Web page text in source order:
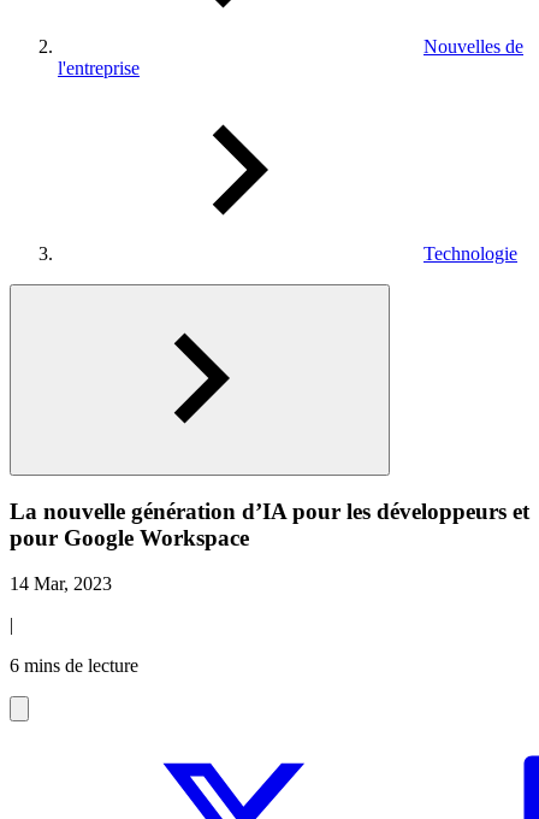
Nouvelles de
l'entreprise
Technologie
La nouvelle génération d’IA pour les développeurs et
pour Google Workspace
14 Mar, 2023
|
6 mins de lecture